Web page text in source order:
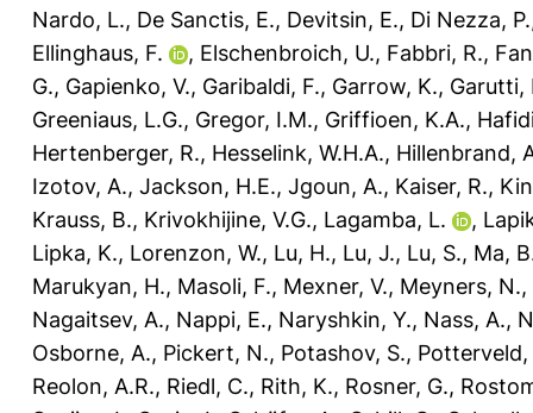
Nardo, L., De Sanctis, E., Devitsin, E., Di Nezza, P.
Ellinghaus, F.
, Elschenbroich, U., Fabbri, R.,
G., Gapienko, V., Garibaldi, F., Garrow, K., Garutti,
Greeniaus, L.G., Gregor, I.M., Griffioen, K.A.,
Hertenberger, R., Hesselink, W.H.A., Hillenbrand,
Izotov, A., Jackson, H.E., Jgoun, A., Kaiser, R.,
Krauss, B., Krivokhijine, V.G., Lagamba, L. ,
Lipka, K., Lorenzon, W., Lu, H., Lu, J., Lu, S., Ma,
Marukyan, H., Masoli, F., Mexner, V., Meyners, N.,
Nagaitsev, A., Nappi, E., Naryshkin, Y., Nass, A.,
Osborne, A., Pickert, N., Potashov, S., Potterveld,
Reolon, A.R., Riedl, C., Rith, K., Rosner, G.,